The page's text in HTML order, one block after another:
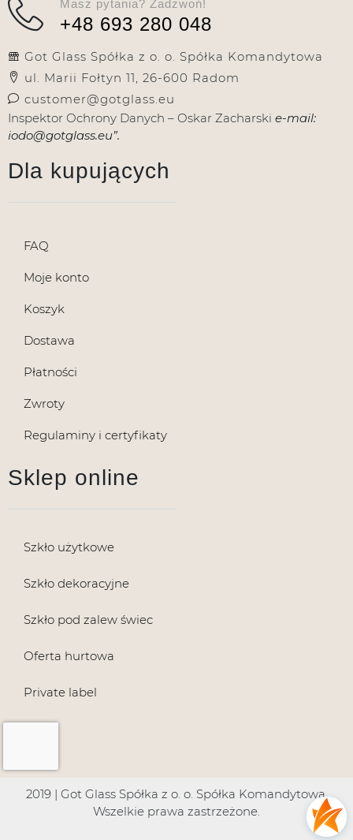
Masz pytania? Zadzwoń!
+48 693 280 048
Got Glass Spółka z o. o. Spółka Komandytowa
ul. Marii Fołtyn 11, 26-600 Radom
customer@gotglass.eu
Inspektor Ochrony Danych – Oskar Zacharski e-mail:
iodo@gotglass.eu”.
Dla kupujących
FAQ
Moje konto
Koszyk
Dostawa
Płatności
Zwroty
Regulaminy i certyfikaty
Sklep online
Szkło użytkowe
Szkło dekoracyjne
Szkło pod zalew świec
Oferta hurtowa
Private label
2019 | Got Glass Spółka z o. o. Spółka Komandytowa.
Wszelkie prawa zastrzeżone.